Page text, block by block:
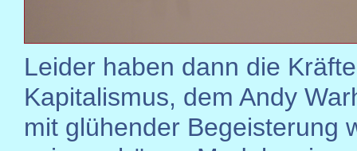
Leider haben dann die
Kapitalismus, dem Andy
mit glühender Begeisterung